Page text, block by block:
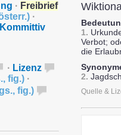
· Freibrief
) ·
Kommittiv
· Lizenz
, fig.) ·
, fig.)
1.
Verbot;
die
2.
Quelle &